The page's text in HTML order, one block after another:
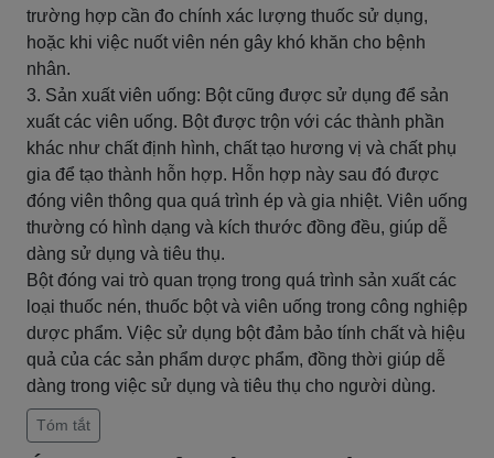
trường hợp cần đo chính xác lượng thuốc sử dụng,
hoặc khi việc nuốt viên nén gây khó khăn cho bệnh
nhân.
3. Sản xuất viên uống: Bột cũng được sử dụng để sản
xuất các viên uống. Bột được trộn với các thành phần
khác như chất định hình, chất tạo hương vị và chất phụ
gia để tạo thành hỗn hợp. Hỗn hợp này sau đó được
đóng viên thông qua quá trình ép và gia nhiệt. Viên uống
thường có hình dạng và kích thước đồng đều, giúp dễ
dàng sử dụng và tiêu thụ.
Bột đóng vai trò quan trọng trong quá trình sản xuất các
loại thuốc nén, thuốc bột và viên uống trong công nghiệp
dược phẩm. Việc sử dụng bột đảm bảo tính chất và hiệu
quả của các sản phẩm dược phẩm, đồng thời giúp dễ
dàng trong việc sử dụng và tiêu thụ cho người dùng.
Tóm tắt